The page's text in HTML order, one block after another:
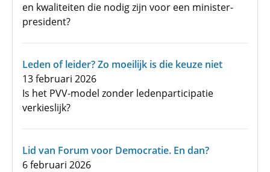
en kwaliteiten die nodig zijn voor een minister-
president?
Leden of leider? Zo moeilijk is die keuze niet
13 februari 2026
Is het PVV-model zonder ledenparticipatie
verkieslijk?
Lid van Forum voor Democratie. En dan?
6 februari 2026